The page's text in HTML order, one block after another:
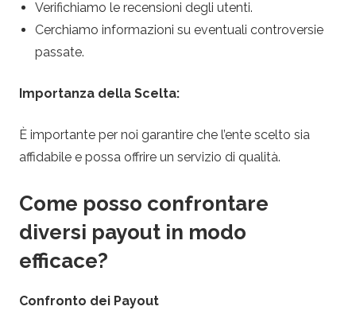
Verifichiamo le recensioni degli utenti.
Cerchiamo informazioni su eventuali controversie
passate.
Importanza della Scelta:
È importante per noi garantire che l’ente scelto sia
affidabile e possa offrire un servizio di qualità.
Come posso confrontare
diversi payout in modo
efficace?
Confronto dei Payout